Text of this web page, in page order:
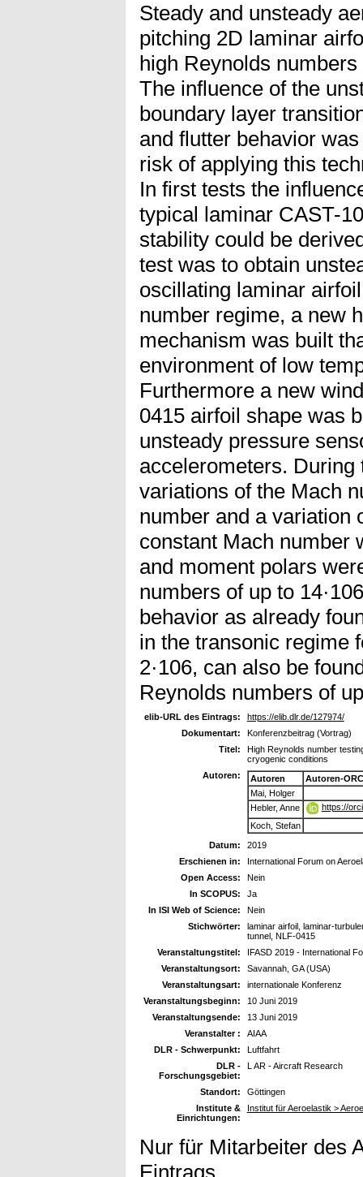
Steady and unsteady
pitching 2D laminar
high Reynolds
The influence of the
boundary layer
and flutter behavior
risk of applying this
In first tests the
typical laminar CAST-
stability could be
test was to obtain
oscillating laminar
number regime, a new
mechanism was built
environment of low
Furthermore a new
0415 airfoil shape was
unsteady pressure
accelerometers.
variations of the Mach
number and a variation
constant Mach number
and moment polars
numbers of up to
behavior as already
in the transonic regime
2·106, can also be
Reynolds numbers of
elib-URL des Eintrags:
https://elib.dlr.de/127974/
Dokumentart:
Konferenzbeitrag (Vortrag)
Titel:
High Reynolds number
cryogenic conditions
Autoren:
Autoren
Autoren-
Mai, Holger
Hebler, Anne
https://
Koch, Stefan
Datum:
2019
Erschienen in:
International Forum on
Open Access:
Nein
In SCOPUS:
Ja
In ISI Web of Science:
Nein
Stichwörter:
laminar airfoil, laminar-
tunnel, NLF-0415
Veranstaltungstitel:
IFASD 2019 - International
Veranstaltungsort:
Savannah, GA (USA)
Veranstaltungsart:
internationale Konferenz
Veranstaltungsbeginn:
10 Juni 2019
Veranstaltungsende:
13 Juni 2019
Veranstalter :
AIAA
DLR - Schwerpunkt:
Luftfahrt
DLR -
Forschungsgebiet:
L AR - Aircraft Research
Standort:
Göttingen
Institute &
Einrichtungen:
Institut für Aeroelastik >
Nur für Mitarbeiter des